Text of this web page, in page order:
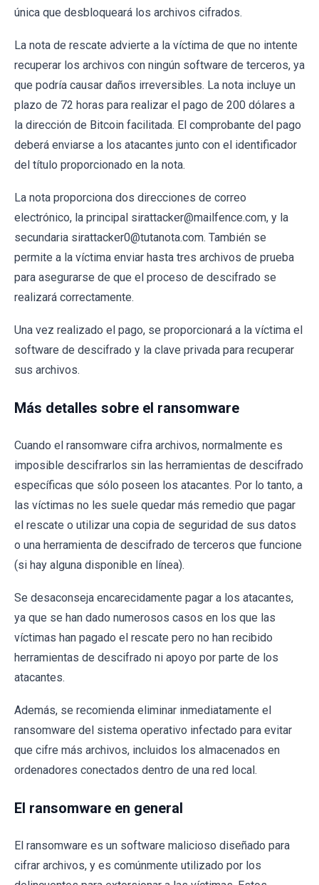
única que desbloqueará los archivos cifrados.
La nota de rescate advierte a la víctima de que no intente
recuperar los archivos con ningún software de terceros, ya
que podría causar daños irreversibles. La nota incluye un
plazo de 72 horas para realizar el pago de 200 dólares a
la dirección de Bitcoin facilitada. El comprobante del pago
deberá enviarse a los atacantes junto con el identificador
del título proporcionado en la nota.
La nota proporciona dos direcciones de correo
electrónico, la principal sirattacker@mailfence.com, y la
secundaria sirattacker0@tutanota.com. También se
permite a la víctima enviar hasta tres archivos de prueba
para asegurarse de que el proceso de descifrado se
realizará correctamente.
Una vez realizado el pago, se proporcionará a la víctima el
software de descifrado y la clave privada para recuperar
sus archivos.
Más detalles sobre el ransomware
Cuando el ransomware cifra archivos, normalmente es
imposible descifrarlos sin las herramientas de descifrado
específicas que sólo poseen los atacantes. Por lo tanto, a
las víctimas no les suele quedar más remedio que pagar
el rescate o utilizar una copia de seguridad de sus datos
o una herramienta de descifrado de terceros que funcione
(si hay alguna disponible en línea).
Se desaconseja encarecidamente pagar a los atacantes,
ya que se han dado numerosos casos en los que las
víctimas han pagado el rescate pero no han recibido
herramientas de descifrado ni apoyo por parte de los
atacantes.
Además, se recomienda eliminar inmediatamente el
ransomware del sistema operativo infectado para evitar
que cifre más archivos, incluidos los almacenados en
ordenadores conectados dentro de una red local.
El ransomware en general
El ransomware es un software malicioso diseñado para
cifrar archivos, y es comúnmente utilizado por los